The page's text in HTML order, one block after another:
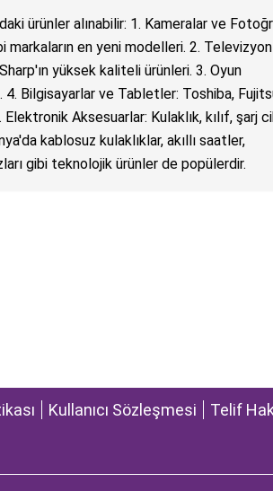
ürünler alınabilir: 1. Kameralar ve
markaların en yeni modelleri. 2.
yüksek kaliteli ürünleri. 3. Oyun
Bilgisayarlar ve Tabletler: Toshiba,
Aksesuarlar: Kulaklık, kılıf, şarj
kablosuz kulaklıklar, akıllı saatler,
gibi teknolojik ürünler de popülerdir.
Kullanıcı Sözleşmesi Telif